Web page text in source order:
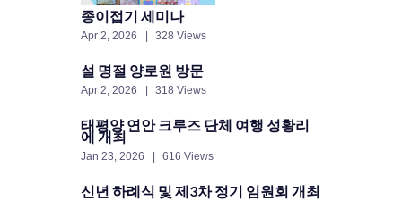
종이접기 세미나
Apr 2, 2026 328 Views
설 명절 양로원 방문
Apr 2, 2026 318 Views
태평양 연안 크루즈 단체 여행 성황리
에 개최
Jan 23, 2026 616 Views
신년 하례식 및 제3차 정기 임원회 개최